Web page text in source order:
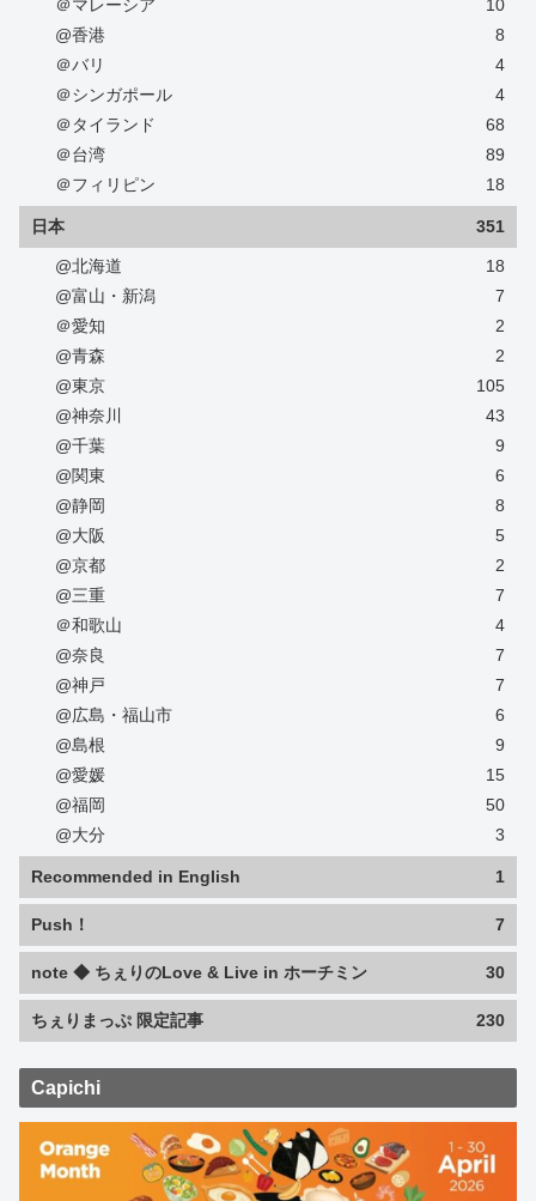
＠マレーシア
10
@香港
8
＠バリ
4
＠シンガポール
4
＠タイランド
68
＠台湾
89
＠フィリピン
18
日本 351
@北海道
18
@富山・新潟
7
＠愛知
2
@青森
2
@東京
105
@神奈川
43
@千葉
9
@関東
6
@静岡
8
@大阪
5
@京都
2
@三重
7
＠和歌山
4
@奈良
7
@神戸
7
@広島・福山市
6
@島根
9
@愛媛
15
@福岡
50
@大分
3
Recommended in English 1
Push！ 7
note ◆ ちぇりのLove & Live in ホーチミン 30
ちぇりまっぷ 限定記事 230
Capichi